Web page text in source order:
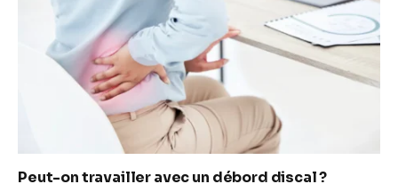
Peut-on travailler avec un débord discal ?